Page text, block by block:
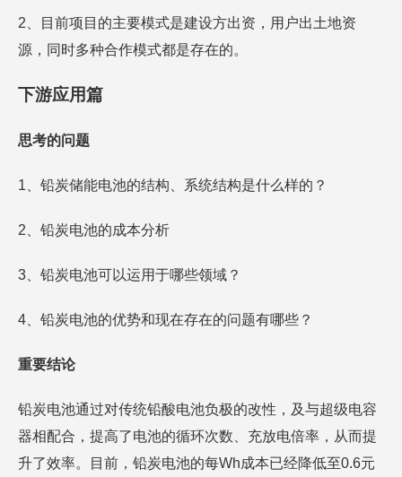
2、目前项目的主要模式是建设方出资，用户出土地资
源，同时多种合作模式都是存在的。
下游应用篇
思考的问题
1、铅炭储能电池的结构、系统结构是什么样的？
2、铅炭电池的成本分析
3、铅炭电池可以运用于哪些领域？
4、铅炭电池的优势和现在存在的问题有哪些？
重要结论
铅炭电池通过对传统铅酸电池负极的改性，及与超级电容
器相配合，提高了电池的循环次数、充放电倍率，从而提
升了效率。目前，铅炭电池的每Wh成本已经降低至0.6元